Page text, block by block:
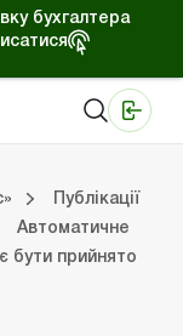
бухгалтера
Публікації
Автоматичне
бути прийнято